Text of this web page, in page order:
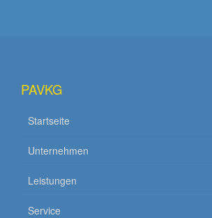
PAVKG
Startseite
Unternehmen
Leistungen
Service